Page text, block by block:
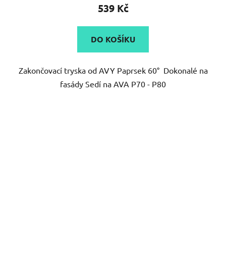
539 Kč
DO KOŠÍKU
Zakončovací tryska od AVY Paprsek 60° Dokonalé na
fasády Sedí na AVA P70 - P80